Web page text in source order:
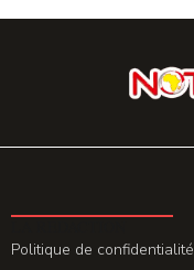
Politique de confidentialité